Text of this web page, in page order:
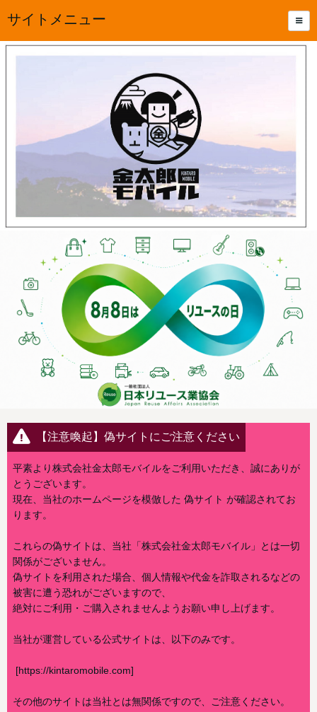
サイトメニュー
【注意喚起】偽サイトにご注意ください
平素より株式会社金太郎モバイルをご利用いただき、誠にありが
とうございます。
現在、当社のホームページを模倣した 偽サイト が確認されてお
ります。
これらの偽サイトは、当社「株式会社金太郎モバイル」とは一切
関係がございません。
偽サイトを利用された場合、個人情報や代金を詐取されるなどの
被害に遭う恐れがございますので、
絶対にご利用・ご購入されませんようお願い申し上げます。
当社が運営している公式サイトは、以下のみです。
[https://kintaromobile.com]
その他のサイトは当社とは無関係ですので、ご注意ください。